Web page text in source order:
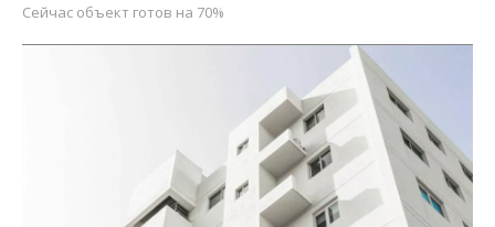
Сейчас объект готов на 70%